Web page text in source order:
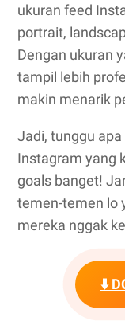
ukuran feed
portrait,
Dengan ukuran
tampil lebih
makin menarik
Jadi, tunggu
Instagram yang
goals banget!
temen-temen lo
mereka nggak
⬇️